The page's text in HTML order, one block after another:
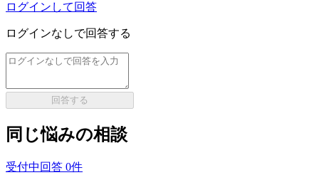
ログインして回答
ログインなしで回答する
回答する
同じ悩みの相談
受付中 回答 0件